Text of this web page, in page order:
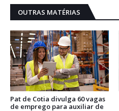
OUTRAS MATÉRIAS
Pat de Cotia divulga 60 vagas
de emprego para auxiliar de